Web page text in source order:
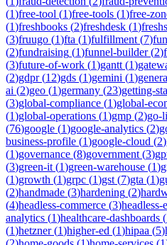
(1)free-tool (1)free-tools (1)free-
(1)freshbooks (2)freshdesk (1)
(3)fruugo (1)fta (1)fulfillment (7)
(2)fundraising (1)funnel-builder(2)
(3)future-of-work (1)gantt (1)
(2)gdpr(12)gds (1)gemini (1)
ai (2)geo (1)germany (23)getting-
(3)global-compliance (1)global-
(1)global-operations (1)gmp (2)go-
(76)google (1)google-analytics (2)
business-profile (1)google-cloud (2)
(1)governance (8)government (3)
(3)green-it (1)green-warehouse (1)
(1)growth (1)grpc (1)gst (7)gta (1)
(2)handmade (3)hardening (2)
(4)headless-commerce (3)headless-
analytics (1)healthcare-dashboards (
(1)hetzner(1)higher-ed (1)hipaa (5)